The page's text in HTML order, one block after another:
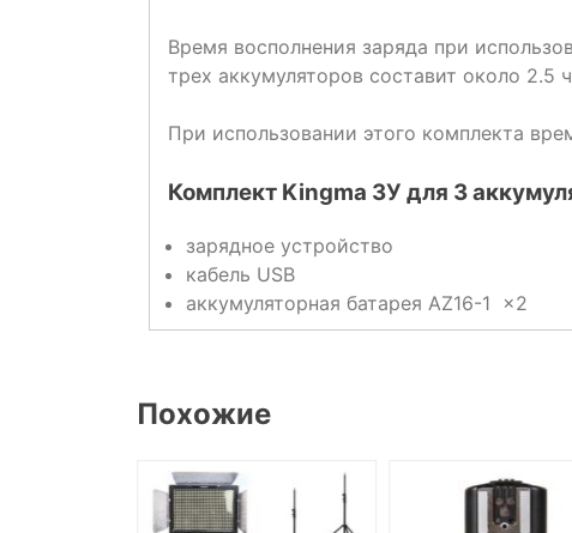
Время восполнения заряда при
трех аккумуляторов составит около 2.5
При использовании этого комплекта
Комплект Kingma ЗУ для 3
зарядное устройство
кабель USB
аккумуляторная батарея AZ16-1 x2
Похожие